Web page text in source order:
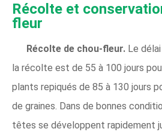
Récolte et
fleur
Récolte de chou-fleur. Le
la récolte est de 55 à 100 jours
plants repiqués de 85 à 130 jours
de graines. Dans de bonnes
têtes se développent rapidement